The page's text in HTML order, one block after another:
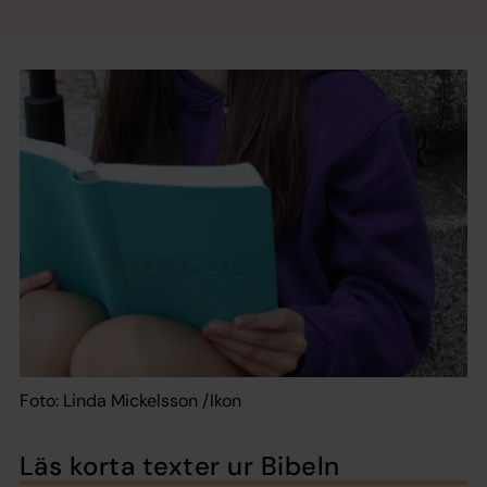
Foto: Linda Mickelsson /Ikon
Läs korta texter ur Bibeln